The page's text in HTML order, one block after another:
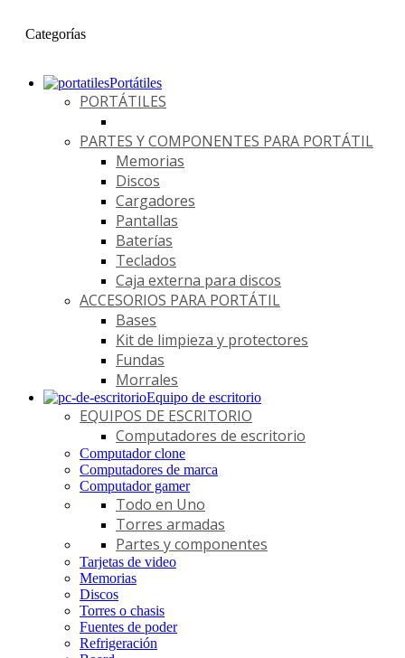
Categorías
Portátiles
PORTÁTILES
PARTES Y COMPONENTES PARA PORTÁTIL
Memorias
Discos
Cargadores
Pantallas
Baterías
Teclados
Caja externa para discos
ACCESORIOS PARA PORTÁTIL
Bases
Kit de limpieza y protectores
Fundas
Morrales
Equipo de escritorio
EQUIPOS DE ESCRITORIO
Computadores de escritorio
Computador clone
Computadores de marca
Computador gamer
Todo en Uno
Torres armadas
Partes y componentes
Tarjetas de video
Memorias
Discos
Torres o chasis
Fuentes de poder
Refrigeración